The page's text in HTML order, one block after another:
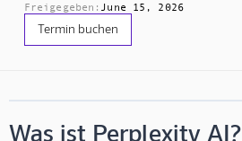
Freigegeben: June 15, 2026
Termin buchen
Was ist Perplexity AI?